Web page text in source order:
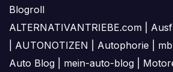
Blogroll
ALTERNATIVANTRIEBE.com
AUTONOTIZEN Autophorie
Auto Blog
mein-auto-blog